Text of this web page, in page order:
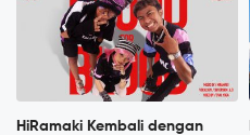
HiRamaki Kembali dengan